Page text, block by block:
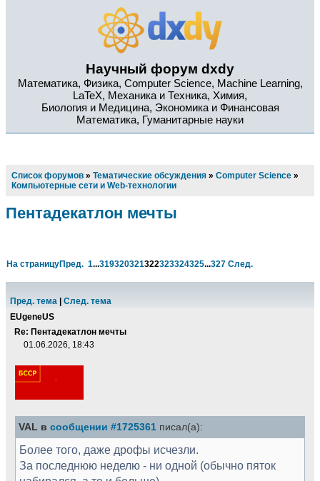
Научный форум dxdy
Математика, Физика, Computer Science, Machine Learning,
LaTeX, Механика и Техника, Химия,
Биология и Медицина, Экономика и Финансовая
Математика, Гуманитарные науки
Список форумов » Тематические обсуждения » Computer Science »
Компьютерные сети и Web-технологии
Пентадекатлон мечты
На страницуПред. 1...319320321322323324325...327 След.
Пред. тема
След. тема
EUgeneUS
Re: Пентадекатлон мечты
01.06.2026, 18:43
VAL в сообщении #1725361 писал(а):
Более того, даже дрофы исчезли.
За последнюю неделю - ни одной (обычно пяток